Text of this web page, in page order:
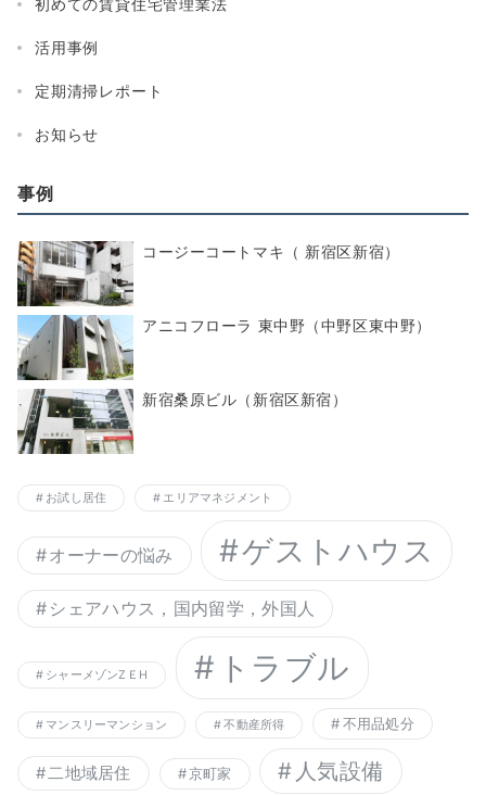
初めての賃貸住宅管理業法
活用事例
定期清掃レポート
お知らせ
事例
コージーコートマキ（ 新宿区新宿）
アニコフローラ 東中野（中野区東中野）
新宿桑原ビル（新宿区新宿）
お試し居住 エリアマネジメント
オーナーの悩み ゲストハウス
シェアハウス，国内留学，外国人
シャーメゾンZＥH トラブル
マンスリーマンション 不動産所得 不用品処分
二地域居住 京町家 人気設備